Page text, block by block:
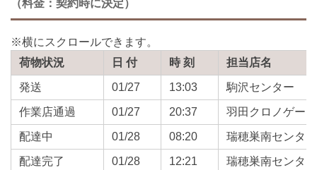
（料金：契約時に決定）
荷物状況 日 付 時 刻 担当店名
発送 01/27 13:03 駒沢センター
作業店通過 01/27 20:37 羽田クロノゲー
配達中 01/28 08:20 瑞穂巣南センター
配達完了 01/28 12:21 瑞穂巣南センター